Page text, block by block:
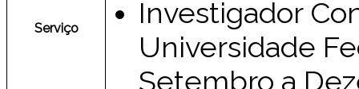
Serviço
Investigador
Universidade
Setembro a